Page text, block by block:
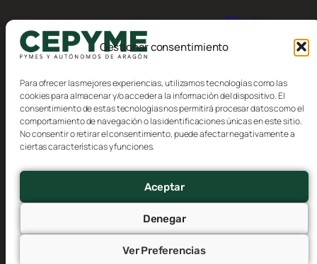
Gestionar consentimiento
Para ofrecer las mejores experiencias, utilizamos tecnologías como las
cookies para almacenar y/o acceder a la información del dispositivo. El
consentimiento de estas tecnologías nos permitirá procesar datos como el
comportamiento de navegación o las identificaciones únicas en este sitio.
No consentir o retirar el consentimiento, puede afectar negativamente a
ciertas características y funciones.
Aceptar
Denegar
Ver Preferencias
Calendario del
contribuyente, Agosto 2026
30 julio,
Autores
Eventos
Diseñado con